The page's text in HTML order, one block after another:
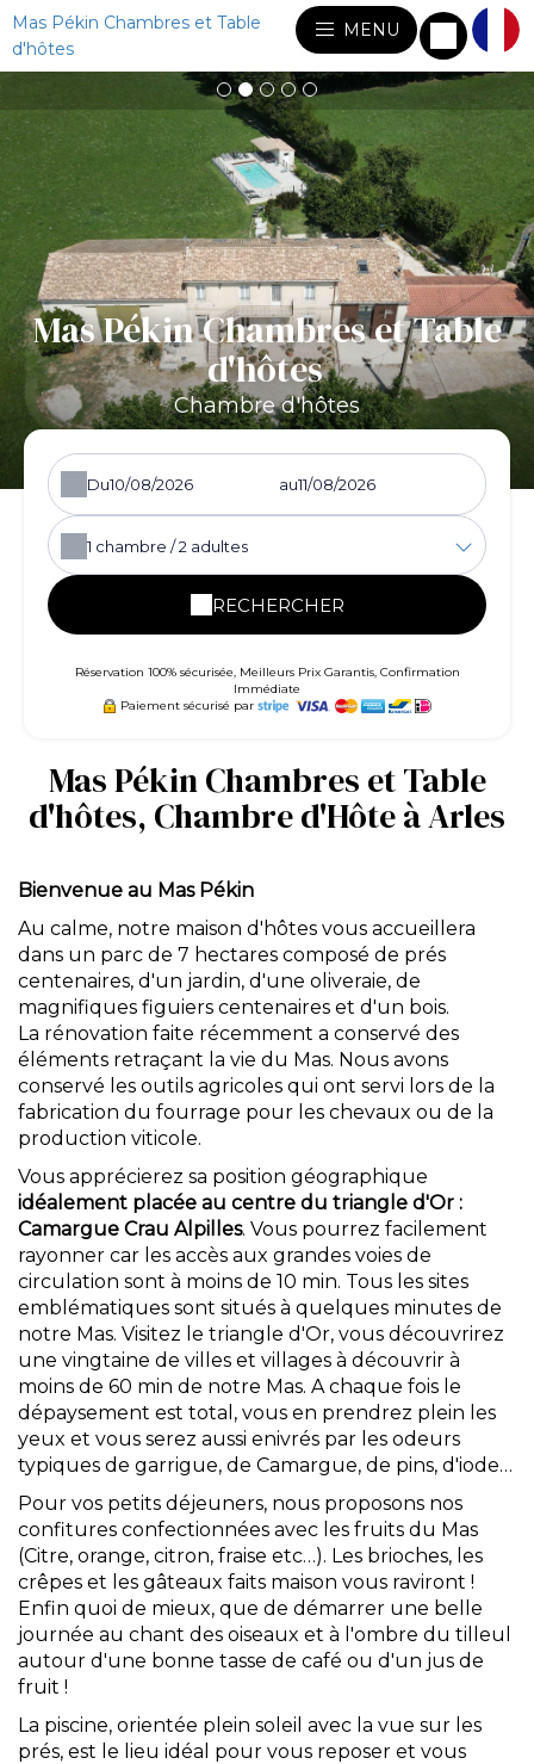
Mas Pékin Chambres et Table
d'hôtes
MENU
Mas Pékin Chambres et Table
d'hôtes
Chambre d'hôtes
Du au
1 chambre /2 adultes
RECHERCHER
Réservation 100% sécurisée, Meilleurs Prix Garantis, Confirmation
Immédiate
Paiement sécurisé par
Mas Pékin Chambres et Table
d'hôtes, Chambre d'Hôte à Arles
Bienvenue au Mas Pékin
Au calme, notre maison d'hôtes vous accueillera
dans un parc de 7 hectares composé de prés
centenaires, d'un jardin, d'une oliveraie, de
magnifiques figuiers centenaires et d'un bois.
La rénovation faite récemment a conservé des
éléments retraçant la vie du Mas. Nous avons
conservé les outils agricoles qui ont servi lors de la
fabrication du fourrage pour les chevaux ou de la
production viticole.
Vous apprécierez sa position géographique
idéalement placée au centre du triangle d'Or :
Camargue Crau Alpilles. Vous pourrez facilement
rayonner car les accès aux grandes voies de
circulation sont à moins de 10 min. Tous les sites
emblématiques sont situés à quelques minutes de
notre Mas. Visitez le triangle d'Or, vous découvrirez
une vingtaine de villes et villages à découvrir à
moins de 60 min de notre Mas. A chaque fois le
dépaysement est total, vous en prendrez plein les
yeux et vous serez aussi enivrés par les odeurs
typiques de garrigue, de Camargue, de pins, d'iode…
Pour vos petits déjeuners, nous proposons nos
confitures confectionnées avec les fruits du Mas
(Citre, orange, citron, fraise etc…). Les brioches, les
crêpes et les gâteaux faits maison vous raviront !
Enfin quoi de mieux, que de démarrer une belle
journée au chant des oiseaux et à l'ombre du tilleul
autour d'une bonne tasse de café ou d'un jus de
fruit !
La piscine, orientée plein soleil avec la vue sur les
prés, est le lieu idéal pour vous reposer et vous